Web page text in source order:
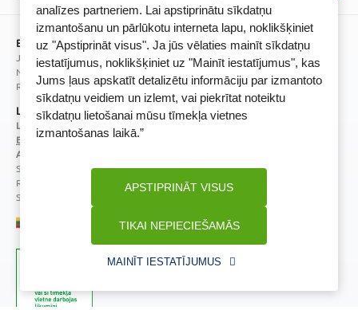
analīzes partneriem. Lai apstiprinātu sīkdatņu
izmantošanu un pārlūkotu interneta lapu, noklikšķiniet
uz "Apstiprināt visus". Ja jūs vēlaties mainīt sīkdatņu
iestatījumus, noklikšķiniet uz "Mainīt iestatījumus", kas
Jums ļaus apskatīt detalizētu informāciju par izmantoto
sīkdatņu veidiem un izlemt, vai piekrītat noteiktu
sīkdatņu lietošanai mūsu tīmekļa vietnes
izmantošanas laikā.”
TIKAI NEPIECIEŠAMĀS
APSTIPRINĀT VISUS
MAINĪT IESTATĪJUMUS
BENU lojalitātes programmas noteikumi
BENU Aptieka Latvija, SIA
Juridiskā adrese / Faktiskā adrese:
Noliktavu iela 5, Dreiliņi, Stopiņu novads, LV-2130
Reģistrācijas Nr.: 40003252167
Licence
Licences numurs:
E-aptiekas kontakti
Aptiekas vadītāja:
Sertificēta farmaceite: Jeļena Gončarova
Reģistrācijas Nr.: F-0834
Sertifikāta Nr.: 092.2020